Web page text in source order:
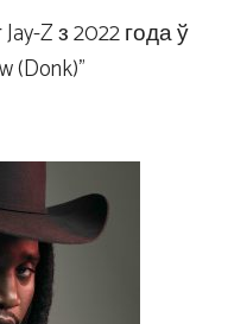
Z з 2022 года ў
(Donk)”